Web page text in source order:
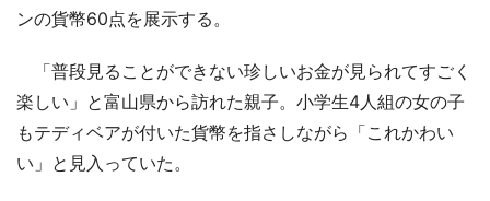
ンの貨幣60点を展示する。
「普段見ることができない珍しいお金が見られてすごく
楽しい」と富山県から訪れた親子。小学生4人組の女の子
もテディベアが付いた貨幣を指さしながら「これかわい
い」と見入っていた。